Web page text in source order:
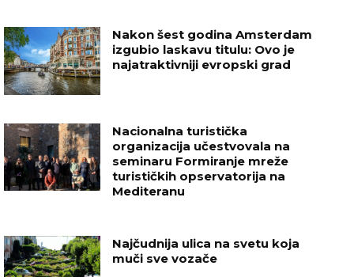
Nakon šest godina Amsterdam
izgubio laskavu titulu: Ovo je
najatraktivniji evropski grad
Nacionalna turistička
organizacija učestvovala na
seminaru Formiranje mreže
turističkih opservatorija na
Mediteranu
Najčudnija ulica na svetu koja
muči sve vozače